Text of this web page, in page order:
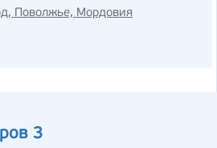
Поволжье, Мордовия
3